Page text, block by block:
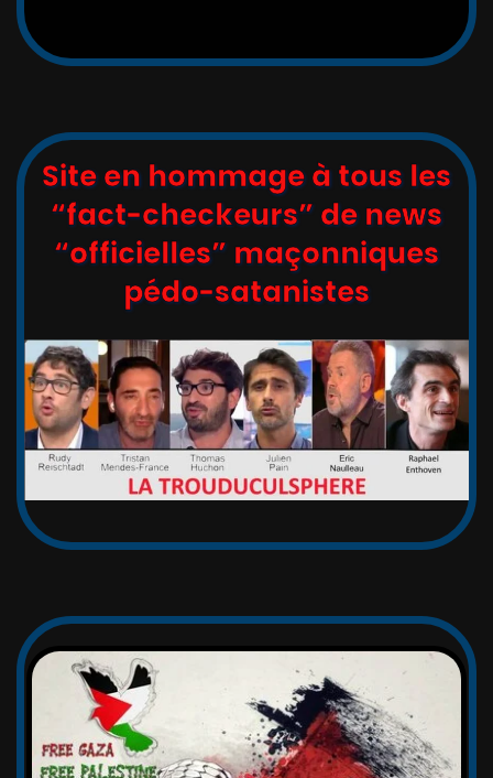
Site en hommage à tous les
“fact-checkeurs” de news
“officielles” maçonniques
pédo-satanistes